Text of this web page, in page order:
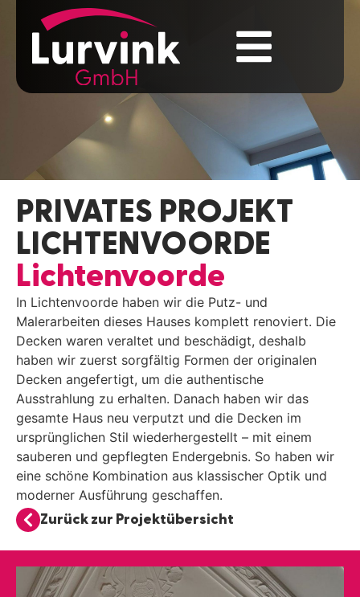
PRIVATES PROJEKT
LICHTENVOORDE
Lichtenvoorde
In Lichtenvoorde haben wir die Putz- und
Malerarbeiten dieses Hauses komplett renoviert. Die
Decken waren veraltet und beschädigt, deshalb
haben wir zuerst sorgfältig Formen der originalen
Decken angefertigt, um die authentische
Ausstrahlung zu erhalten. Danach haben wir das
gesamte Haus neu verputzt und die Decken im
ursprünglichen Stil wiederhergestellt – mit einem
sauberen und gepflegten Endergebnis. So haben wir
eine schöne Kombination aus klassischer Optik und
moderner Ausführung geschaffen.
Zurück zur Projektübersicht